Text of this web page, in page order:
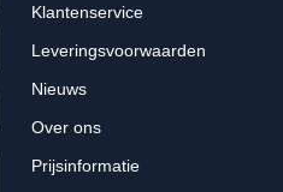
Klantenservice
Leveringsvoorwaarden
Nieuws
Over ons
Prijsinformatie